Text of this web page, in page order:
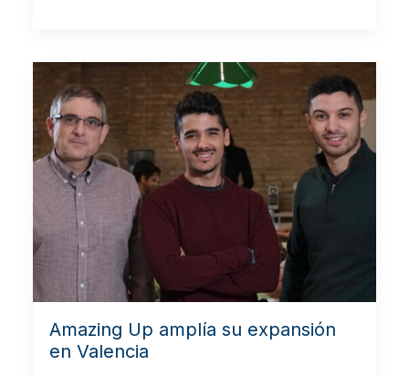
Amazing Up amplía su expansión
en Valencia